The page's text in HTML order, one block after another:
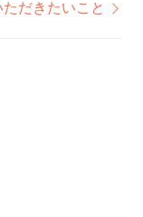
だきたいこと